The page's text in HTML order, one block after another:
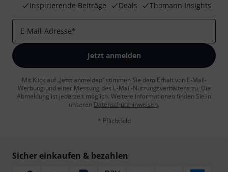
Inspirierende Beiträge
Deals Thomann Insights
E-Mail-Adresse*
Jetzt anmelden
Mit Klick auf „Jetzt anmelden“ stimmen Sie dem Erhalt von E-Mail-
Werbung und einer Messung des E-Mail-Nutzungsverhaltens zu. Die
Abmeldung ist jederzeit möglich. Weitere Informationen finden Sie in
unseren Datenschutzhinweisen.
* Pflichtfeld
Sicher einkaufen & bezahlen